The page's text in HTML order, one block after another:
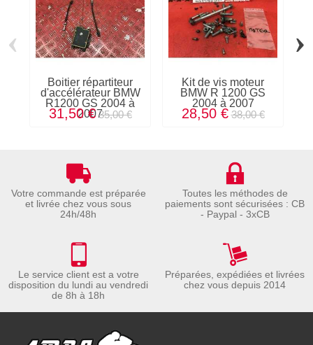
Boitier répartiteur
d'accélérateur BMW
R1200 GS 2004 à
2007
31,50 € 35,00 €
Kit de vis moteur
BMW R 1200 GS
2004 à 2007
28,50 € 38,00 €
‹ ›
Votre commande est préparée
et livrée chez vous sous
24h/48h
Toutes les méthodes de
paiements sont sécurisées : CB
- Paypal - 3xCB
Le service client est a votre
disposition du lundi au vendredi
de 8h à 18h
Préparées, expédiées et livrées
chez vous depuis 2014